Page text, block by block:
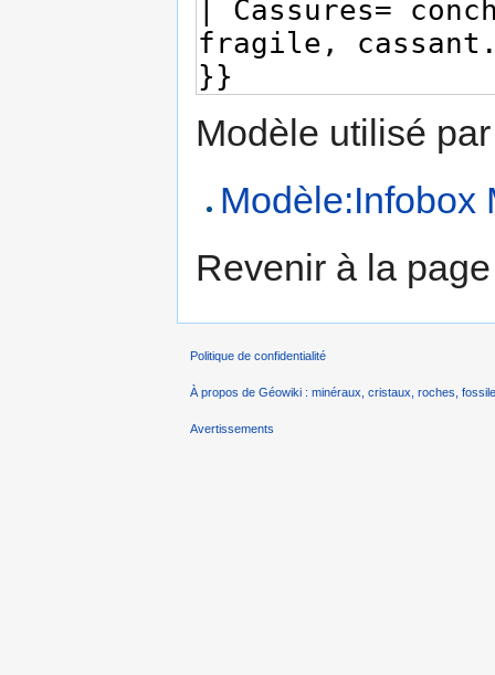
Modèle utilisé
Modèle:Infobox
Revenir à la
Politique de confidentialité
À propos de Géowiki : minéraux, cristaux, roches,
Avertissements